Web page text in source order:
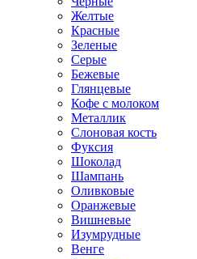
Желтые
Красные
Зеленые
Серые
Бежевые
Глянцевые
Кофе с молоком
Металлик
Слоновая кость
Фуксия
Шоколад
Шампань
Оливковые
Оранжевые
Вишневые
Изумрудные
Венге